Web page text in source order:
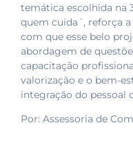
temática escolhida na
quem cuida´, reforça
com que esse belo
abordagem de
capacitação
valorização e o bem-
integração do pessoal
Por: Assessoria de